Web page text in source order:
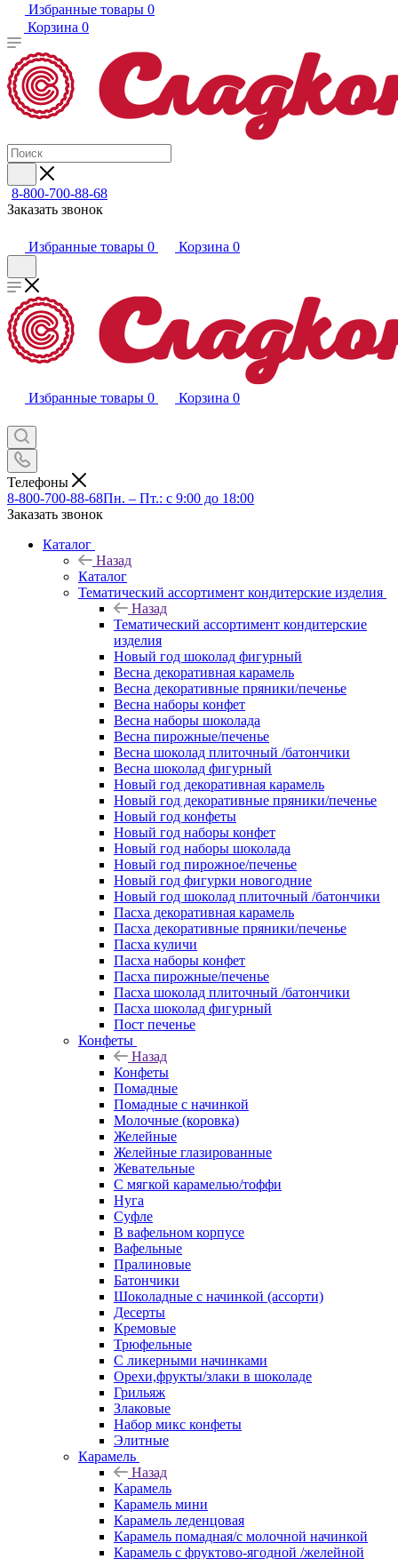
Избранные товары 0
Корзина 0
8-800-700-88-68
Заказать звонок
Избранные товары 0 Корзина 0
Избранные товары 0 Корзина 0
Телефоны
8-800-700-88-68Пн. – Пт.: с 9:00 до 18:00
Заказать звонок
Каталог
Назад
Каталог
Тематический ассортимент кондитерские изделия
Назад
Тематический ассортимент кондитерские
изделия
Новый год шоколад фигурный
Весна декоративная карамель
Весна декоративные пряники/печенье
Весна наборы конфет
Весна наборы шоколада
Весна пирожные/печенье
Весна шоколад плиточный /батончики
Весна шоколад фигурный
Новый год декоративная карамель
Новый год декоративные пряники/печенье
Новый год конфеты
Новый год наборы конфет
Новый год наборы шоколада
Новый год пирожное/печенье
Новый год фигурки новогодние
Новый год шоколад плиточный /батончики
Пасха декоративная карамель
Пасха декоративные пряники/печенье
Пасха куличи
Пасха наборы конфет
Пасха пирожные/печенье
Пасха шоколад плиточный /батончики
Пасха шоколад фигурный
Пост печенье
Конфеты
Назад
Конфеты
Помадные
Помадные с начинкой
Молочные (коровка)
Желейные
Желейные глазированные
Жевательные
С мягкой карамелью/тоффи
Нуга
Суфле
В вафельном корпусе
Вафельные
Пралиновые
Батончики
Шоколадные с начинкой (ассорти)
Десерты
Кремовые
Трюфельные
С ликерными начинками
Орехи,фрукты/злаки в шоколаде
Грильяж
Злаковые
Набор микс конфеты
Элитные
Карамель
Назад
Карамель
Карамель мини
Карамель леденцовая
Карамель помадная/с молочной начинкой
Карамель с фруктово-ягодной /желейной